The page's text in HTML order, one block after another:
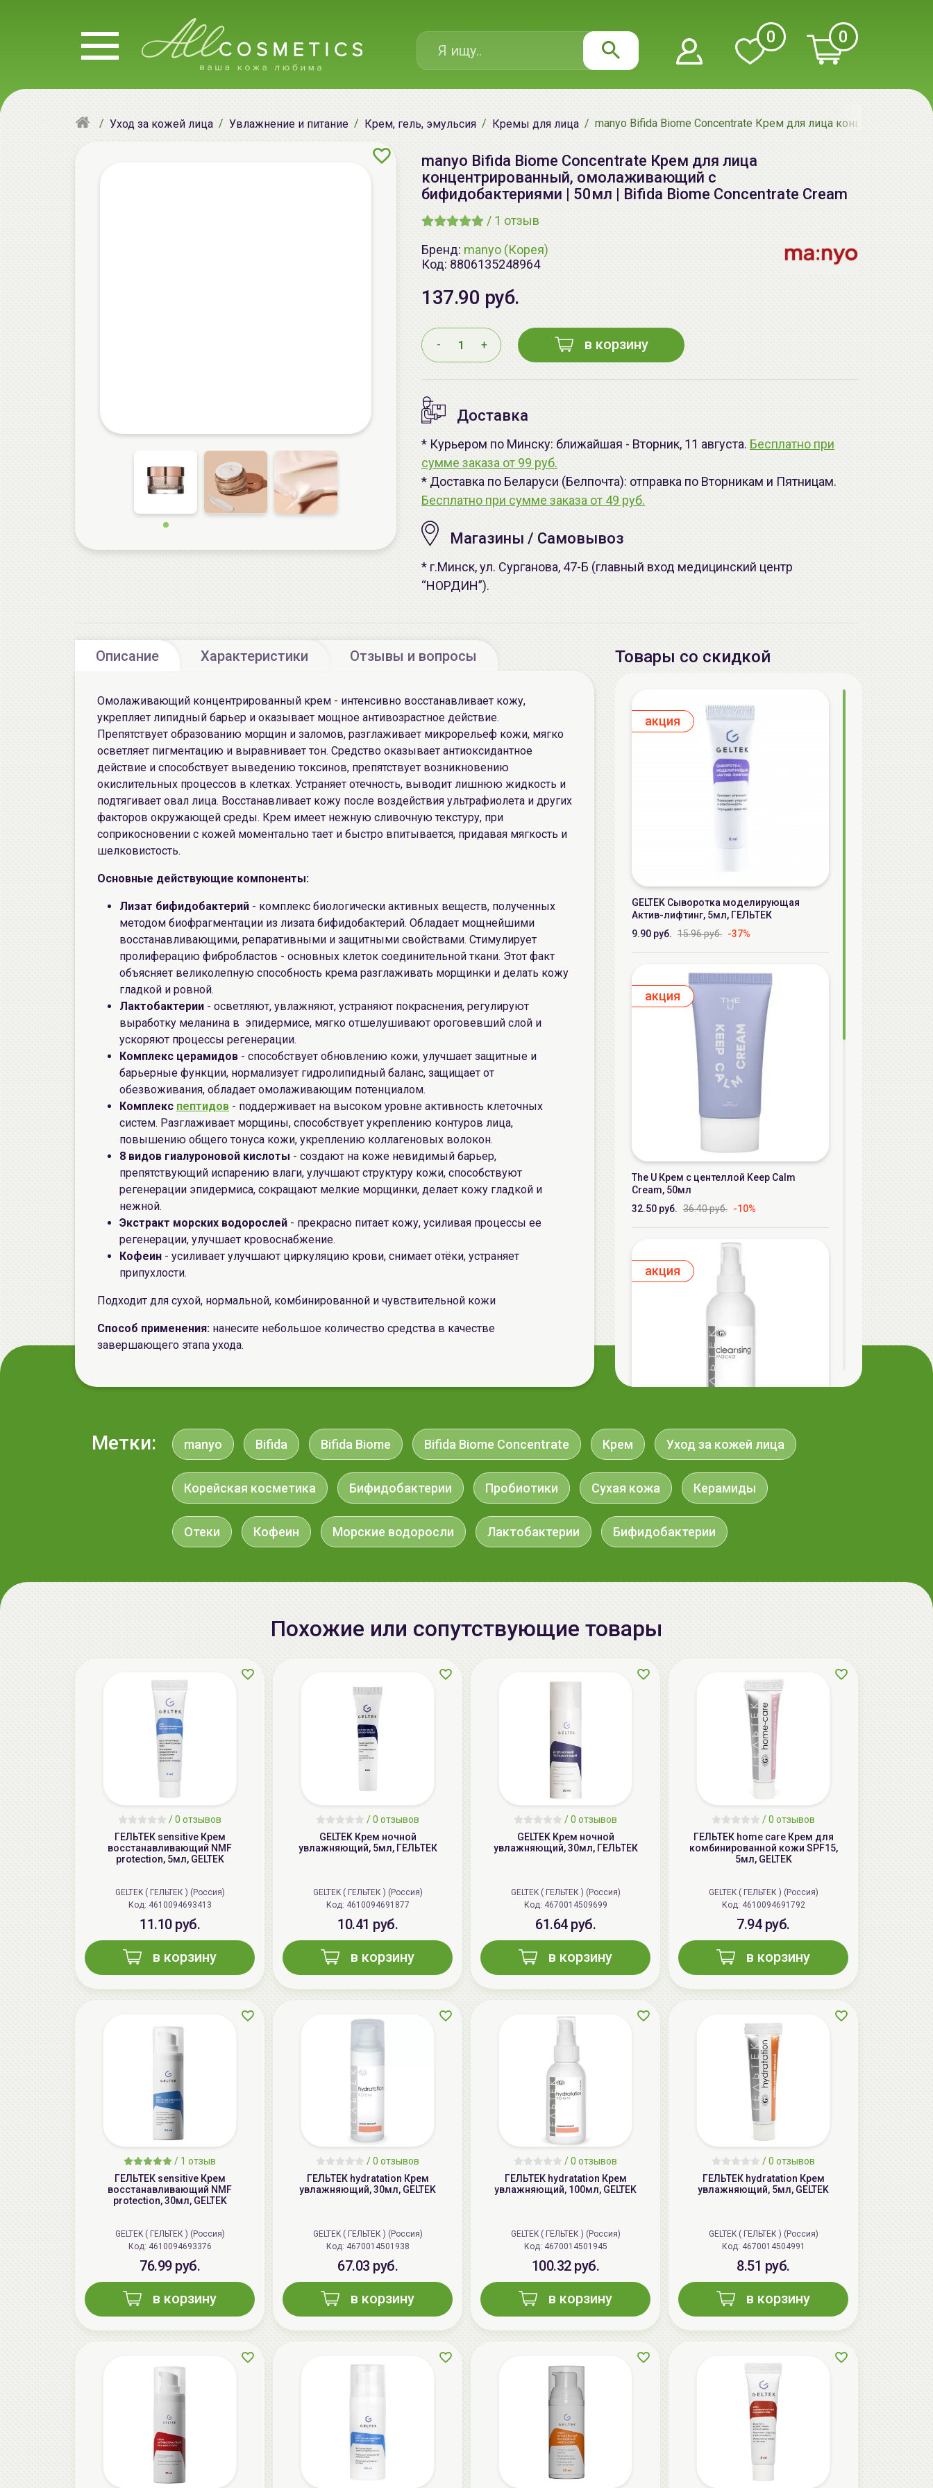
0 0
Уход за кожей лица Увлажнение и питание Крем, гель, эмульсия Кремы для лица manyo Bifida Biome Concentrate Крем для лица
manyo Bifida Biome Concentrate Крем для лица
концентрированный, омолаживающий с
бифидобактериями | 50мл | Bifida Biome Concentrate Cream
/ 1 отзыв
Бренд: manyo (Корея)
Код: 8806135248964
137.90 руб.
- + в корзину
Доставка
* Курьером по Минску: ближайшая - Вторник, 11 августа. Бесплатно при
сумме заказа от 99 руб.
* Доставка по Беларуси (Белпочта): отправка по Вторникам и Пятницам.
Бесплатно при сумме заказа от 49 руб.
Магазины / Самовывоз
* г.Минск, ул. Сурганова, 47-Б (главный вход медицинский центр
“НОРДИН”).
Описание Характеристики Отзывы и вопросы
Омолаживающий концентрированный крем - интенсивно восстанавливает кожу,
укрепляет липидный барьер и оказывает мощное антивозрастное действие.
Препятствует образованию морщин и заломов, разглаживает микрорельеф кожи, мягко
осветляет пигментацию и выравнивает тон. Средство оказывает антиоксидантное
действие и способствует выведению токсинов, препятствует возникновению
окислительных процессов в клетках. Устраняет отечность, выводит лишнюю жидкость и
подтягивает овал лица. Восстанавливает кожу после воздействия ультрафиолета и других
факторов окружающей среды. Крем имеет нежную сливочную текстуру, при
соприкосновении с кожей моментально тает и быстро впитывается, придавая мягкость и
шелковистость.
Основные действующие компоненты:
Лизат бифидобактерий - комплекс биологически активных веществ, полученных
методом биофрагментации из лизата бифидобактерий. Обладает мощнейшими
восстанавливающими, репаративными и защитными свойствами. Стимулирует
пролиферацию фибробластов - основных клеток соединительной ткани. Этот факт
объясняет великолепную способность крема разглаживать морщинки и делать кожу
гладкой и ровной.
Лактобактерии - осветляют, увлажняют, устраняют покраснения, регулируют
выработку меланина в эпидермисе, мягко отшелушивают ороговевший слой и
ускоряют процессы регенерации.
Комплекс церамидов - способствует обновлению кожи, улучшает защитные и
барьерные функции, нормализует гидролипидный баланс, защищает от
обезвоживания, обладает омолаживающим потенциалом.
Комплекс пептидов - поддерживает на высоком уровне активность клеточных
систем. Разглаживает морщины, способствует укреплению контуров лица,
повышению общего тонуса кожи, укреплению коллагеновых волокон.
8 видов гиалуроновой кислоты - создают на коже невидимый барьер,
препятствующий испарению влаги, улучшают структуру кожи, способствуют
регенерации эпидермиса, сокращают мелкие морщинки, делает кожу гладкой и
нежной.
Экстракт морских водорослей - прекрасно питает кожу, усиливая процессы ее
регенерации, улучшает кровоснабжение.
Кофеин - усиливает улучшают циркуляцию крови, снимает отёки, устраняет
припухлости.
Подходит для сухой, нормальной, комбинированной и чувствительной кожи
Способ применения: нанесите небольшое количество средства в качестве
завершающего этапа ухода.
Товары со скидкой
aкция
GELTEK Сыворотка моделирующая
Актив-лифтинг, 5мл, ГЕЛЬТЕК
9.90 руб. 15.96 руб. -37%
aкция
The U Крем с центеллой Keep Calm
Cream, 50мл
32.50 руб. 36.40 руб. -10%
aкция
ГЕЛЬТЕК cleansing Маска энзимная
59.00 руб.
124.98 руб. -52%
aкция
AiliCode Бальзам для волос
-26%
пилинг для лица, 50мл
-50%
Метки: manyo Bifida Bifida Biome Bifida Biome Concentrate Крем Уход за кожей лица
Корейская косметика Бифидобактерии Пробиотики Сухая кожа Керамиды
Отеки Кофеин Морские водоросли Лактобактерии Бифидобактерии
Похожие или сопутствующие товары
/0 отзывов
ГЕЛЬТЕК sensitive Крем
восстанавливающий NMF
protection, 5мл, GELTEK
GELTEK ( ГЕЛЬТЕК ) (Россия)
Код: 4610094693413
11.10 руб.
в корзину
/0 отзывов
GELTEK Крем ночной
увлажняющий, 5мл, ГЕЛЬТЕК
GELTEK ( ГЕЛЬТЕК ) (Россия)
Код: 4610094691877
10.41 руб.
в корзину
/0 отзывов
GELTEK Крем ночной
увлажняющий, 30мл, ГЕЛЬТЕК
GELTEK ( ГЕЛЬТЕК ) (Россия)
Код: 4670014509699
61.64 руб.
в корзину
/0 отзывов
ГЕЛЬТЕК home care Крем для
комбинированной кожи SPF15,
5мл, GELTEK
GELTEK ( ГЕЛЬТЕК ) (Россия)
Код: 4610094691792
7.94 руб.
в корзину
/ 1 отзыв
ГЕЛЬТЕК sensitive Крем
восстанавливающий NMF
protection, 30мл, GELTEK
GELTEK ( ГЕЛЬТЕК ) (Россия)
Код: 4610094693376
76.99 руб.
в корзину
/0 отзывов
ГЕЛЬТЕК hydratation Крем
увлажняющий, 30мл, GELTEK
GELTEK ( ГЕЛЬТЕК ) (Россия)
Код: 4670014501938
67.03 руб.
в корзину
/0 отзывов
ГЕЛЬТЕК hydratation Крем
увлажняющий, 100мл, GELTEK
GELTEK ( ГЕЛЬТЕК ) (Россия)
Код: 4670014501945
100.32 руб.
в корзину
/0 отзывов
ГЕЛЬТЕК hydratation Крем
увлажняющий, 5мл, GELTEK
GELTEK ( ГЕЛЬТЕК ) (Россия)
Код: 4670014504991
8.51 руб.
в корзину